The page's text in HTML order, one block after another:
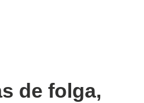
de folga,